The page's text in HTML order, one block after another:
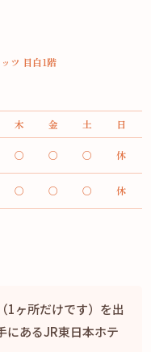
ツ 目白1階
木 金 土 日
○ ○ ○ 休
○ ○ ○ 休
1ヶ所だけです）を出
にあるJR東日本ホテ